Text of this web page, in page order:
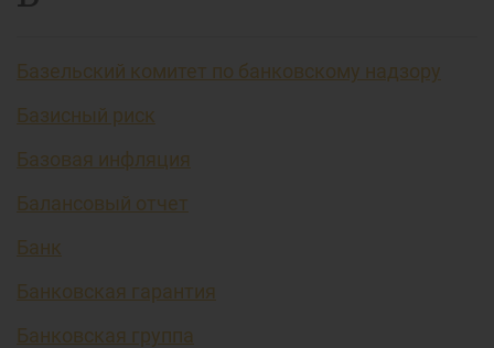
Базельский комитет по банковскому надзору
Базисный риск
Базовая инфляция
Балансовый отчет
Банк
Банковская гарантия
Банковская группа